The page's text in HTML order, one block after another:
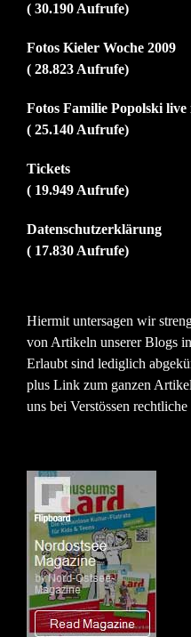
( 30.190 Aufrufe)
Fotos Kieler Woche 2009
( 28.823 Aufrufe)
Fotos Familie Popolski
( 25.140 Aufrufe)
Tickets
( 19.949 Aufrufe)
Datenschutzerklärung
( 17.830 Aufrufe)
Hiermit untersagen wir
von Artikeln unserer Blogs
Erlaubt sind lediglich
plus Link zum ganzen
uns bei Verstössen